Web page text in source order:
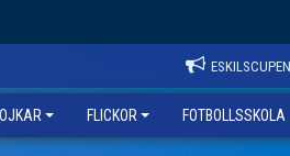
FLICKOR FOTBOLLSSKOLA